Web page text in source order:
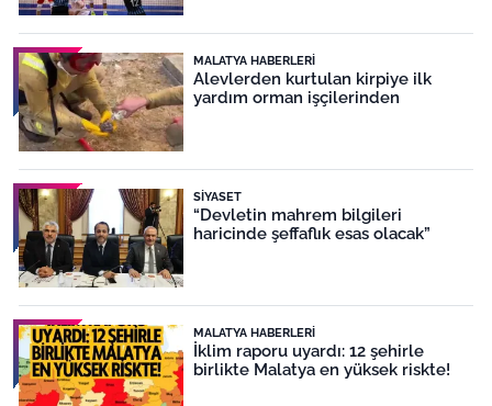
MALATYA HABERLERI
Alevlerden kurtulan kirpiye ilk
yardım orman işçilerinden
SIYASET
“Devletin mahrem bilgileri
haricinde şeffaflık esas olacak”
MALATYA HABERLERI
İklim raporu uyardı: 12 şehirle
birlikte Malatya en yüksek riskte!